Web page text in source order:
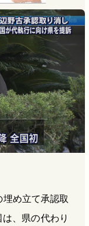
め立て承認取
、県の代わり